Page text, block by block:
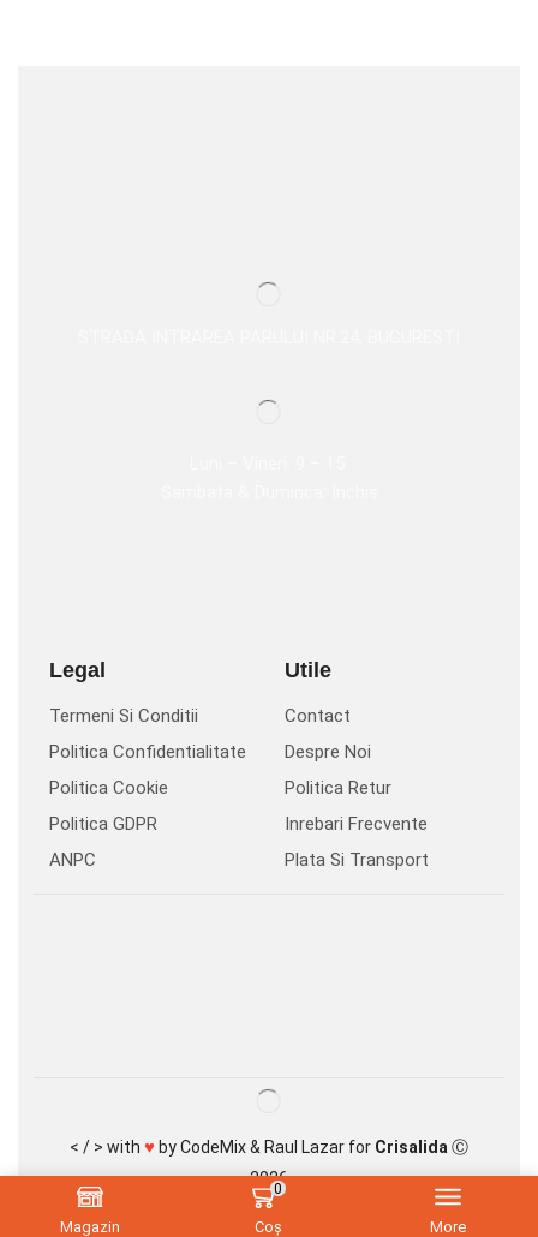
Legal
Termeni Si Conditii
Politica Confidentialitate
Politica Cookie
Politica GDPR
ANPC
Utile
Contact
Despre Noi
Politica Retur
Inrebari Frecvente
Plata Si Transport
< / > with ♥ byCodeMix& Raul Lazar for CrisalidaⒸ
2026
Magazin
0
Coș More